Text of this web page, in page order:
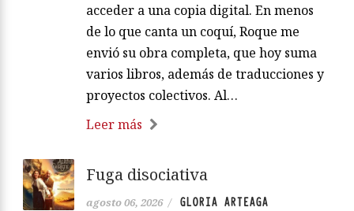
acceder a una copia digital. En menos
de lo que canta un coquí, Roque me
envió su obra completa, que hoy suma
varios libros, además de traducciones y
proyectos colectivos. Al…
Leer más
Fuga disociativa
agosto 06, 2026 / GLORIA ARTEAGA